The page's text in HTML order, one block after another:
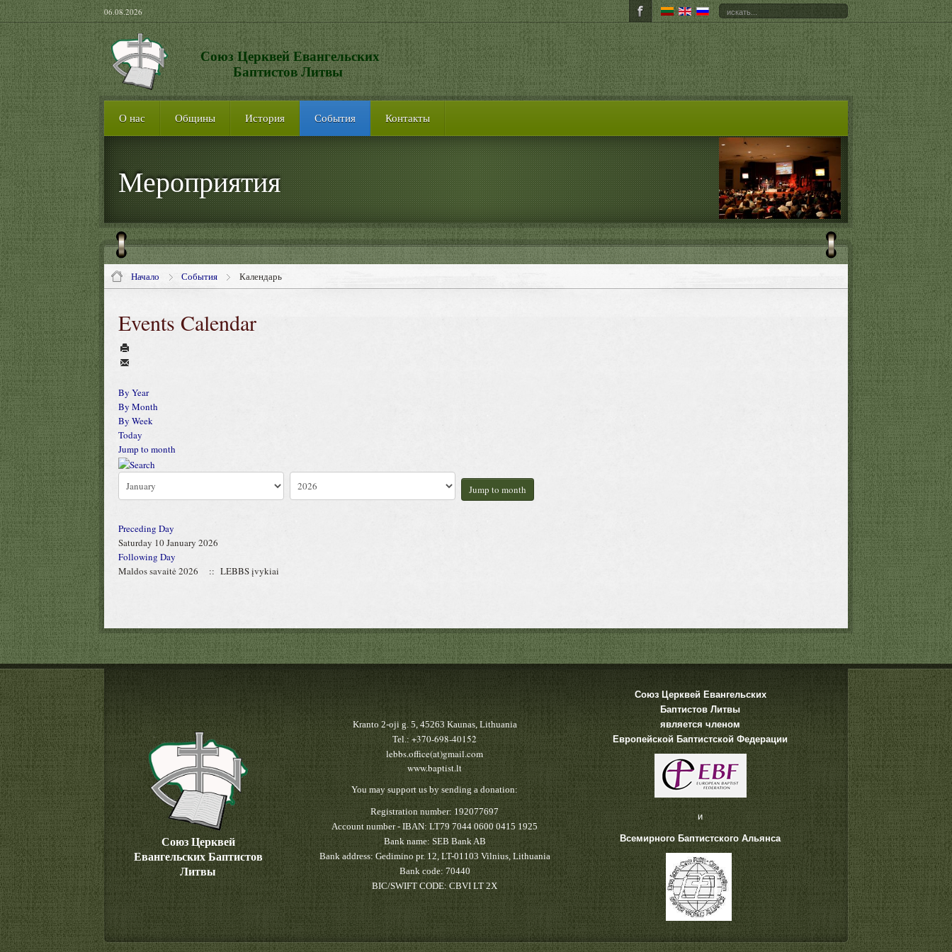
06.08.2026
Союз Церквей Евангельских
Баптистов Литвы
О нас Общины История События Контакты
Мероприятия
Начало События Календарь
Events Calendar
By Year
By Month
By Week
Today
Jump to month
Jump to month
Preceding Day
Saturday 10 January 2026
Following Day
Maldos savaitė 2026
:: LEBBS įvykiai
Союз Церквей
Евангельских Баптистов
Литвы
Kranto 2-oji g. 5, 45263 Kaunas, Lithuania
Tel.:+370-698-40152
lebbs.office(at)gmail.com
www.baptist.lt
You may support us by sending a donation:
Registration number: 192077697
Account number - IBAN: LT79 7044 0600 0415 1925
Bank name: SEB Bank AB
Bank address: Gedimino pr. 12, LT-01103 Vilnius, Lithuania
Bank code: 70440
BIC/SWIFT CODE: CBVI LT 2X
Союз Церквей Евангельских
Баптистов Литвы
является членом
Европейской Баптистской Федерации
и
Всемирного Баптистского Альянса